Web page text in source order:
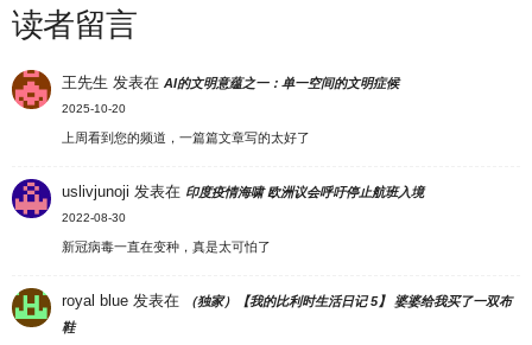
读者留言
王先生 发表在AI的文明意蕴之一：单一空间的文明症候
2025-10-20
上周看到您的频道，一篇篇文章写的太好了
uslivjunoji 发表在 印度疫情海啸 欧洲议会呼吁停止航班入境
2022-08-30
新冠病毒一直在变种，真是太可怕了
royal blue 发表在
（独家）【我的比利时生活日记 5】 婆婆给我买了一双布
鞋